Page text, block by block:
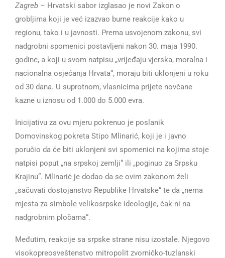
Zagreb – Hrvatski sabor izglasao je novi Zakon o
grobljima koji je već izazvao burne reakcije kako u
regionu, tako i u javnosti. Prema usvojenom zakonu, svi
nadgrobni spomenici postavljeni nakon 30. maja 1990.
godine, a koji u svom natpisu „vrijeđaju vjerska, moralna i
nacionalna osjećanja Hrvata“, moraju biti uklonjeni u roku
od 30 dana. U suprotnom, vlasnicima prijete novčane
kazne u iznosu od 1.000 do 5.000 evra.
Inicijativu za ovu mjeru pokrenuo je poslanik
Domovinskog pokreta Stipo Mlinarić, koji je i javno
poručio da će biti uklonjeni svi spomenici na kojima stoje
natpisi poput „na srpskoj zemlji“ ili „poginuo za Srpsku
Krajinu“. Mlinarić je dodao da se ovim zakonom želi
„sačuvati dostojanstvo Republike Hrvatske“ te da „nema
mjesta za simbole velikosrpske ideologije, čak ni na
nadgrobnim pločama“.
Međutim, reakcije sa srpske strane nisu izostale. Njegovo
visokopreosveštenstvo mitropolit zvorničko-tuzlanski